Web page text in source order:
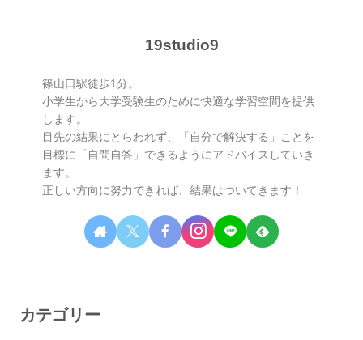
19studio9
篠山口駅徒歩1分。
小学生から大学受験生のために快適な学習空間を提供
します。
目先の結果にとらわれず、「自分で解決する」ことを
目標に「自問自答」できるようにアドバイスしていき
ます。
正しい方向に努力できれば、結果はついてきます！
カテゴリー